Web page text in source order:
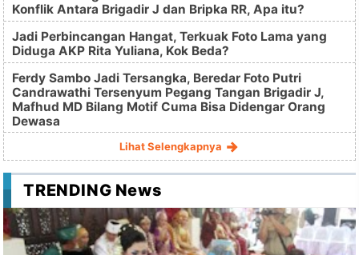
Konflik Antara Brigadir J dan Bripka RR, Apa itu?
Jadi Perbincangan Hangat, Terkuak Foto Lama yang
Diduga AKP Rita Yuliana, Kok Beda?
Ferdy Sambo Jadi Tersangka, Beredar Foto Putri
Candrawathi Tersenyum Pegang Tangan Brigadir J,
Mafhud MD Bilang Motif Cuma Bisa Didengar Orang
Dewasa
Lihat Selengkapnya
TRENDING News